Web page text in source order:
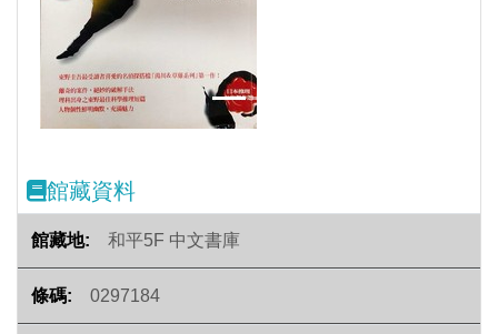
館藏資料
和平5F 中文書庫
0297184